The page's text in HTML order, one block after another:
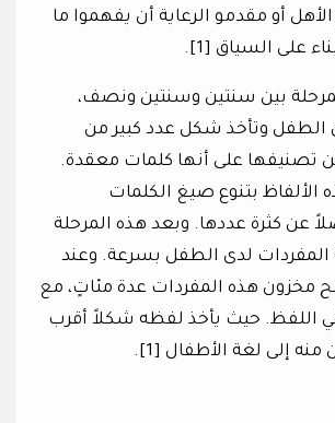
أو مقدمو الرعاية أن يفهموا ما
على السياق [1].
بين سنتين وسنتين ونصف،
الطفل وتأخذ شكل عدد كبير من
تصنيفها على أنها كلمات معقدة.
الألفاظ بتنوع صيغ الكلمات
عن كثرة عددها. وبعد هذه المرحلة
لدى الطفل بسرعة. وعند
مخزون هذه المفردات عدة مئاتٍ، مع
اللفظ. حيث يأخذ لفظه شكلاً أقرب
منه إلى لغة الأطفال [1].